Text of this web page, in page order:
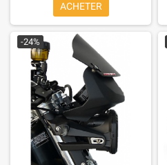
ACHETER
-24%